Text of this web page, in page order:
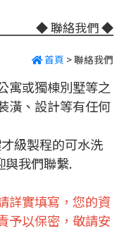
◆ 聯絡我們◆
首頁 >聯絡我們
寓或獨棟別墅等之
潢、設計等有任何
級製程的可水洗
與我們聯繫.
詳實填寫，您的資
予以保密，敬請安